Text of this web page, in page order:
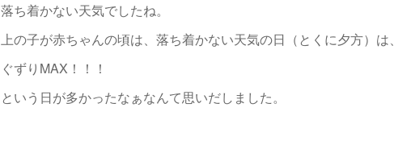
落ち着かない天気でしたね。
上の子が赤ちゃんの頃は、落ち着かない天気の日（とくに夕方）は、
ぐずりMAX！！！
という日が多かったなぁなんて思いだしました。